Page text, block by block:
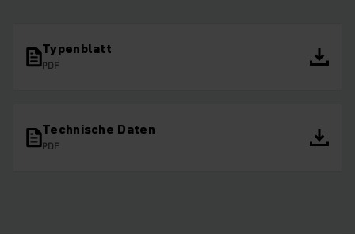
Typenblatt
PDF
Technische Daten
PDF